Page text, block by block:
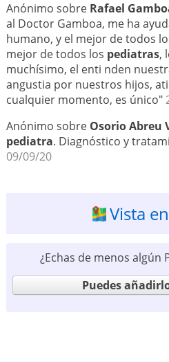
Anónimo sobre Rafael
al Doctor Gamboa, me ha
humano, y el mejor de todos
mejor de todos los pediatras,
muchísimo, el enti nden
angustia por nuestros hijos,
cualquier momento, es único"
Anónimo sobre Osorio Abreu
pediatra. Diagnóstico y
09/09/20
Vista
¿Echas de menos algún
Puedes